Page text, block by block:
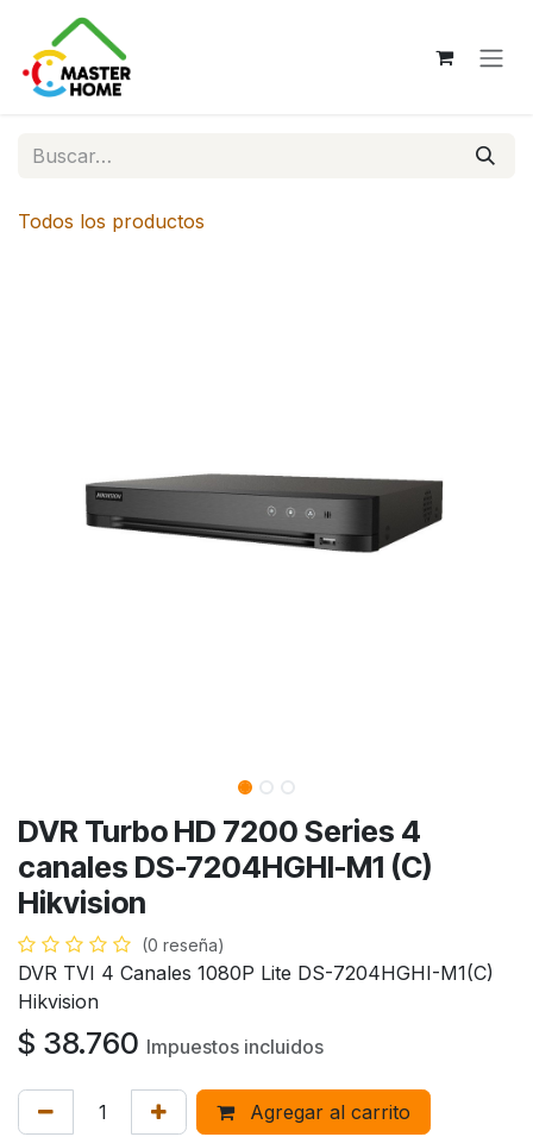
Ir al contenido
Todos los productos
DVR Turbo HD 7200 Series 4
canales DS-7204HGHI-M1 (C)
Hikvision
(0 reseña)
DVR TVI 4 Canales 1080P Lite DS-7204HGHI-M1(C)
Hikvision
$ 38.760 Impuestos incluidos
Agregar al carrito